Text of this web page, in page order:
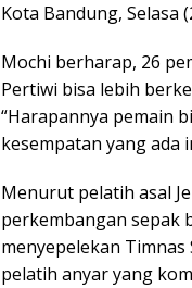
Kota Bandung, Selasa
Mochi berharap, 26
Pertiwi bisa lebih
“Harapannya pemain
kesempatan yang ada
Menurut pelatih asal
perkembangan sepak
menyepelekan
pelatih anyar yang